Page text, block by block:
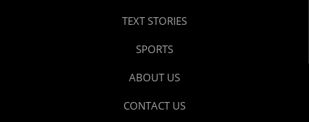
TEXT STORIES
SPORTS
ABOUT US
CONTACT US